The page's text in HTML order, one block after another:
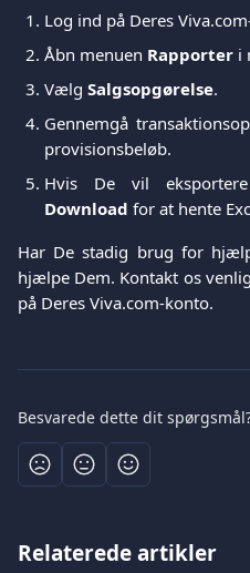
Log ind på Deres
Åbn menuen Rapporter i
Vælg Salgsopgørelse.
Gennemgå
provisionsbeløb.
Hvis De vil
Download for at hente
Har De stadig brug for
hjælpe Dem. Kontakt os
på Deres Viva.com-konto.
Besvarede dette dit
Relaterede artikler